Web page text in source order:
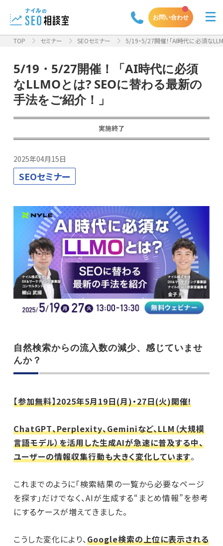
お問い合わせ
TOP セミナー SEOセミナー 5/19・5/27開催！「AI時代に必須な
5/19・5/27開催！「AI時代に必須
なLLMOとは? SEOに替わる最新の
手法をご紹介！」
実施終了
2025年04月15日
SEOセミナー
自然検索からの流入数の減少、感じていませ
んか？
【参加無料】2025年5月19日(月)・27日(火)開催!
ChatGPT、Perplexity、Geminiなど、LLM（大規模
言語モデル）を活用した生成AIが急速に普及する中、
ユーザーの情報収集行動も大きく変化しています。
これまでのように「検索結果の一覧から必要なページ
を探す」だけでなく、AIが生成する“まとめ情報”を参考
にするケースが増えてきました。
こうした変化により、Google検索の上位に表示される